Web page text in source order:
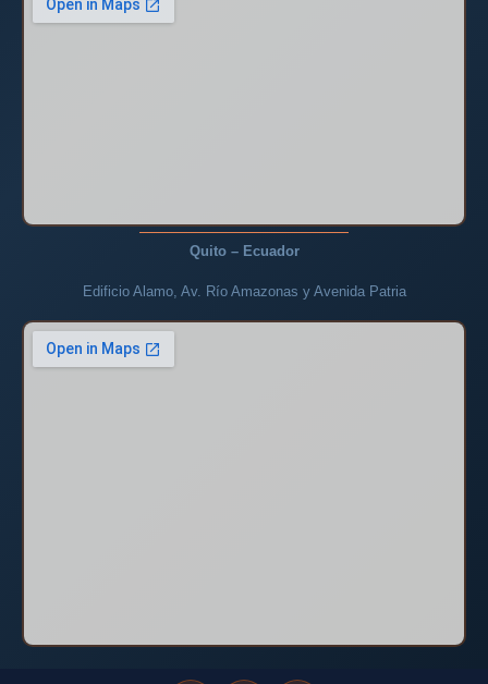
Quito – Ecuador
Edificio Alamo, Av. Río Amazonas y Avenida Patria